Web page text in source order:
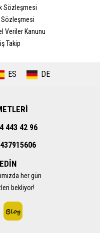
Sözleşmesi
Sözleşmesi
Veriler Kanunu
Takip
ES DE
443 42 96
her gün
bekliyor!